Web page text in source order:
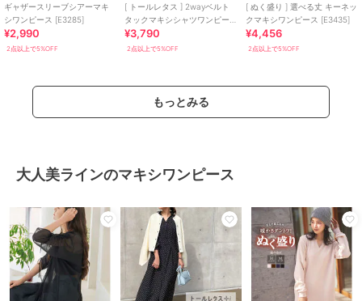
ギャザースリーブシアーマキ
シワンピース [E3285]
¥2,990
2点以上で5%OFF
[ トールレタス ] 2wayベルト
タックマキシシャツワンピー
ス [E3247]
¥3,790
2点以上で5%OFF
[ ぬく盛り ] 選べる丈 キーネッ
クマキシワンピース [E3435]
¥4,456
2点以上で5%OFF
もっとみる
大人美ラインのマキシワンピース